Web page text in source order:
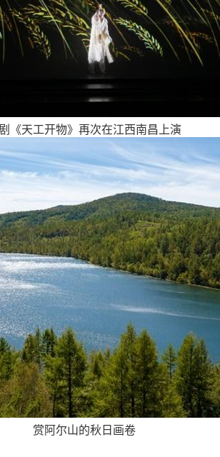
《天工开物》再次在江西南昌上演
赏阿尔山的秋日画卷